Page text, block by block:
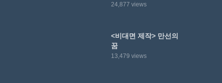
24,877 views
<비대면 제작> 만선의
꿈
13,479 views